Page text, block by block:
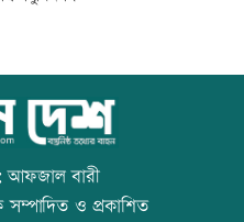
ফরহাদ
মদপানে এক ব্যক্তির মৃত্যু
নামাজ না পড়ার শাস্তি
আফজাল বারী
ও প্রকাশিত